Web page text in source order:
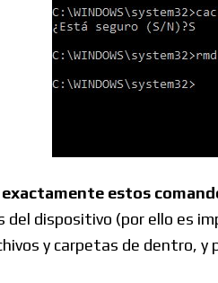
exactamente estos
del dispositivo (por ello es
y carpetas de dentro,